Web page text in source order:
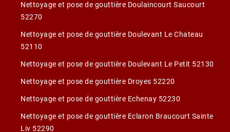
Nettoyage et pose de gouttière Doulaincourt Saucourt
52270
Nettoyage et pose de gouttière Doulevant Le Chateau
52110
Nettoyage et pose de gouttière Doulevant Le Petit 52130
Nettoyage et pose de gouttière Droyes 52220
Nettoyage et pose de gouttière Echenay 52230
Nettoyage et pose de gouttière Eclaron Braucourt Sainte
Liv 52290